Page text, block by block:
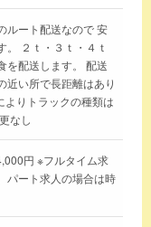
ルート配送なので 安
。 ２ｔ・３ｔ・４ｔ
を配送します。 配送
近い所で長距離はあり
よりトラックの種類は
なし
円 ※フルタイム求
パート求人の場合は時